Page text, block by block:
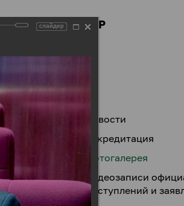
ПРЕСС-ЦЕНТР
Новости
Аккредитация
Фотогалерея
Видеозаписи
выступлений и
слайдер